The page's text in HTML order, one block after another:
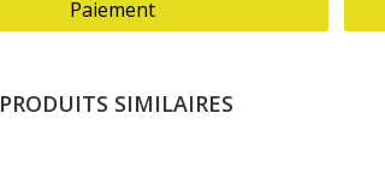
Paiement
PRODUITS SIMILAIRES